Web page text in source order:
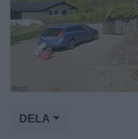
DELA